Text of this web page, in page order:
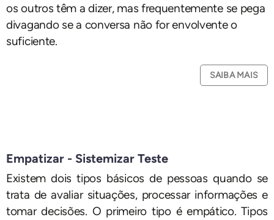
os outros têm a dizer, mas frequentemente se pega
divagando se a conversa não for envolvente o
suficiente.
SAIBA MAIS
Empatizar - Sistemizar Teste
Existem dois tipos básicos de pessoas quando se
trata de avaliar situações, processar informações e
tomar decisões. O primeiro tipo é empático. Tipos